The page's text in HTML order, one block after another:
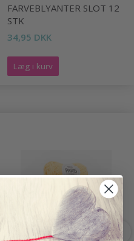
FARVEBLYANTER SLOT 12
STK
34,95 DKK
Læg i kurv